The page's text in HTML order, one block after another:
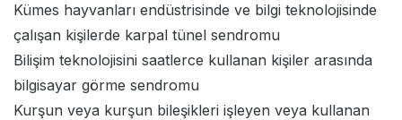
Kümes hayvanları endüstrisinde ve bilgi teknolojisinde
çalışan kişilerde karpal tünel sendromu
Bilişim teknolojisini saatlerce kullanan kişiler arasında
bilgisayar görme sendromu
Kurşun veya kurşun bileşikleri işleyen veya kullanan